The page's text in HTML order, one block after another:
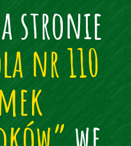
stronie
nr 110